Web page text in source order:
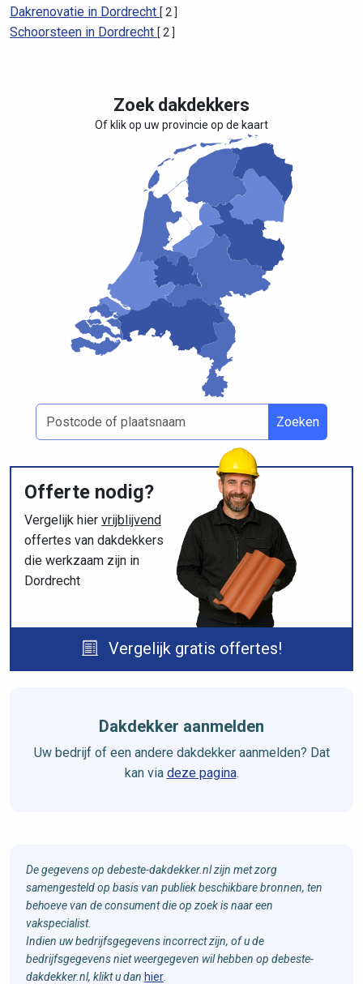
Dakrenovatie in Dordrecht [ 2 ]
Schoorsteen in Dordrecht [ 2 ]
Zoek dakdekkers
Of klik op uw provincie op de kaart
Zoeken
Offerte nodig?
Vergelijk hier vrijblijvend
offertes van dakdekkers
die werkzaam zijn in
Dordrecht
Vergelijk gratis offertes!
Dakdekker aanmelden
Uw bedrijf of een andere dakdekker aanmelden? Dat
kan via deze pagina.
De gegevens op debeste-dakdekker.nl zijn met zorg
samengesteld op basis van publiek beschikbare bronnen, ten
behoeve van de consument die op zoek is naar een
vakspecialist.
Indien uw bedrijfsgegevens incorrect zijn, of u de
bedrijfsgegevens niet weergegeven wil hebben op debeste-
dakdekker.nl, klikt u dan hier